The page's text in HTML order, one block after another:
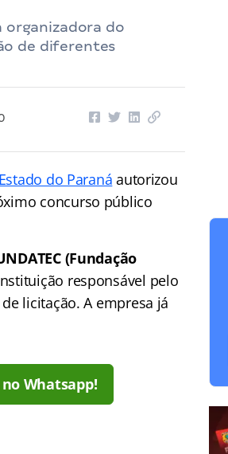
organizadora do
de diferentes
do Paraná autorizou
concurso público
(Fundação
responsável pelo
licitação. A empresa já
Whatsapp!